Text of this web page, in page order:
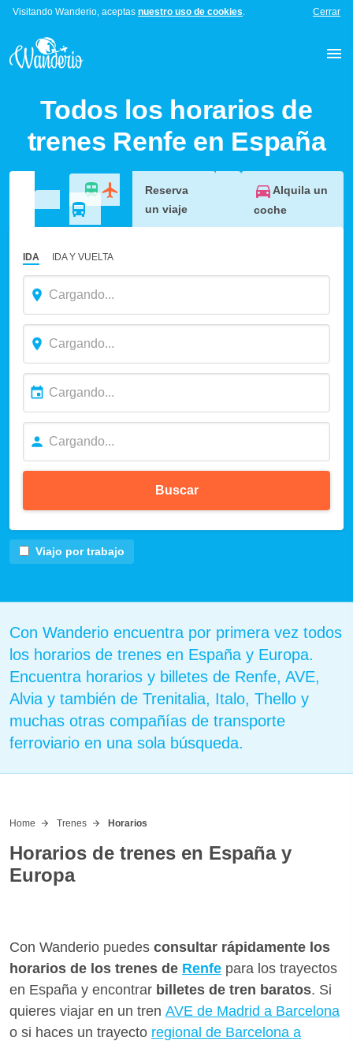
Visitando Wanderio, aceptas nuestro uso de cookies. Cerrar
Todos los horarios de
trenes Renfe en España
Reserva
un viaje
Alquila un
coche
IDA IDA Y VUELTA
Buscar
Viajo por trabajo
Con Wanderio encuentra por primera vez todos
los horarios de trenes en España y Europa.
Encuentra horarios y billetes de Renfe, AVE,
Alvia y también de Trenitalia, Italo, Thello y
muchas otras compañías de transporte
ferroviario en una sola búsqueda.
Home Trenes Horarios
Horarios de trenes en España y
Europa
Con Wanderio puedes consultar rápidamente los
horarios de los trenes de Renfe para los trayectos
en España y encontrar billetes de tren baratos. Si
quieres viajar en un tren AVE de Madrid a Barcelona
o si haces un trayecto regional de Barcelona a